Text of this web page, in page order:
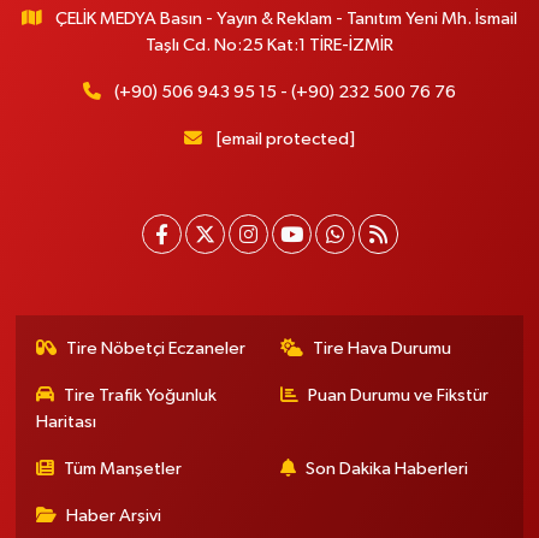
ÇELİK MEDYA Basın - Yayın & Reklam - Tanıtım Yeni Mh. İsmail
Taşlı Cd. No:25 Kat:1 TİRE-İZMİR
(+90) 506 943 95 15 - (+90) 232 500 76 76
[email protected]
Tire Nöbetçi Eczaneler Tire Hava Durumu
Tire Trafik Yoğunluk
Haritası
Puan Durumu ve Fikstür
Tüm Manşetler Son Dakika Haberleri
Haber Arşivi